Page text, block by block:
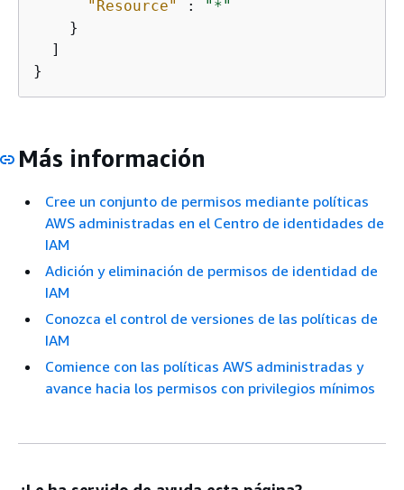
"Resource" :
"*"
    }
  ]
}
Más información
Cree un conjunto de permisos mediante políticas
AWS administradas en el Centro de identidades de
IAM
Adición y eliminación de permisos de identidad de
IAM
Conozca el control de versiones de las políticas de
IAM
Comience con las políticas AWS administradas y
avance hacia los permisos con privilegios mínimos